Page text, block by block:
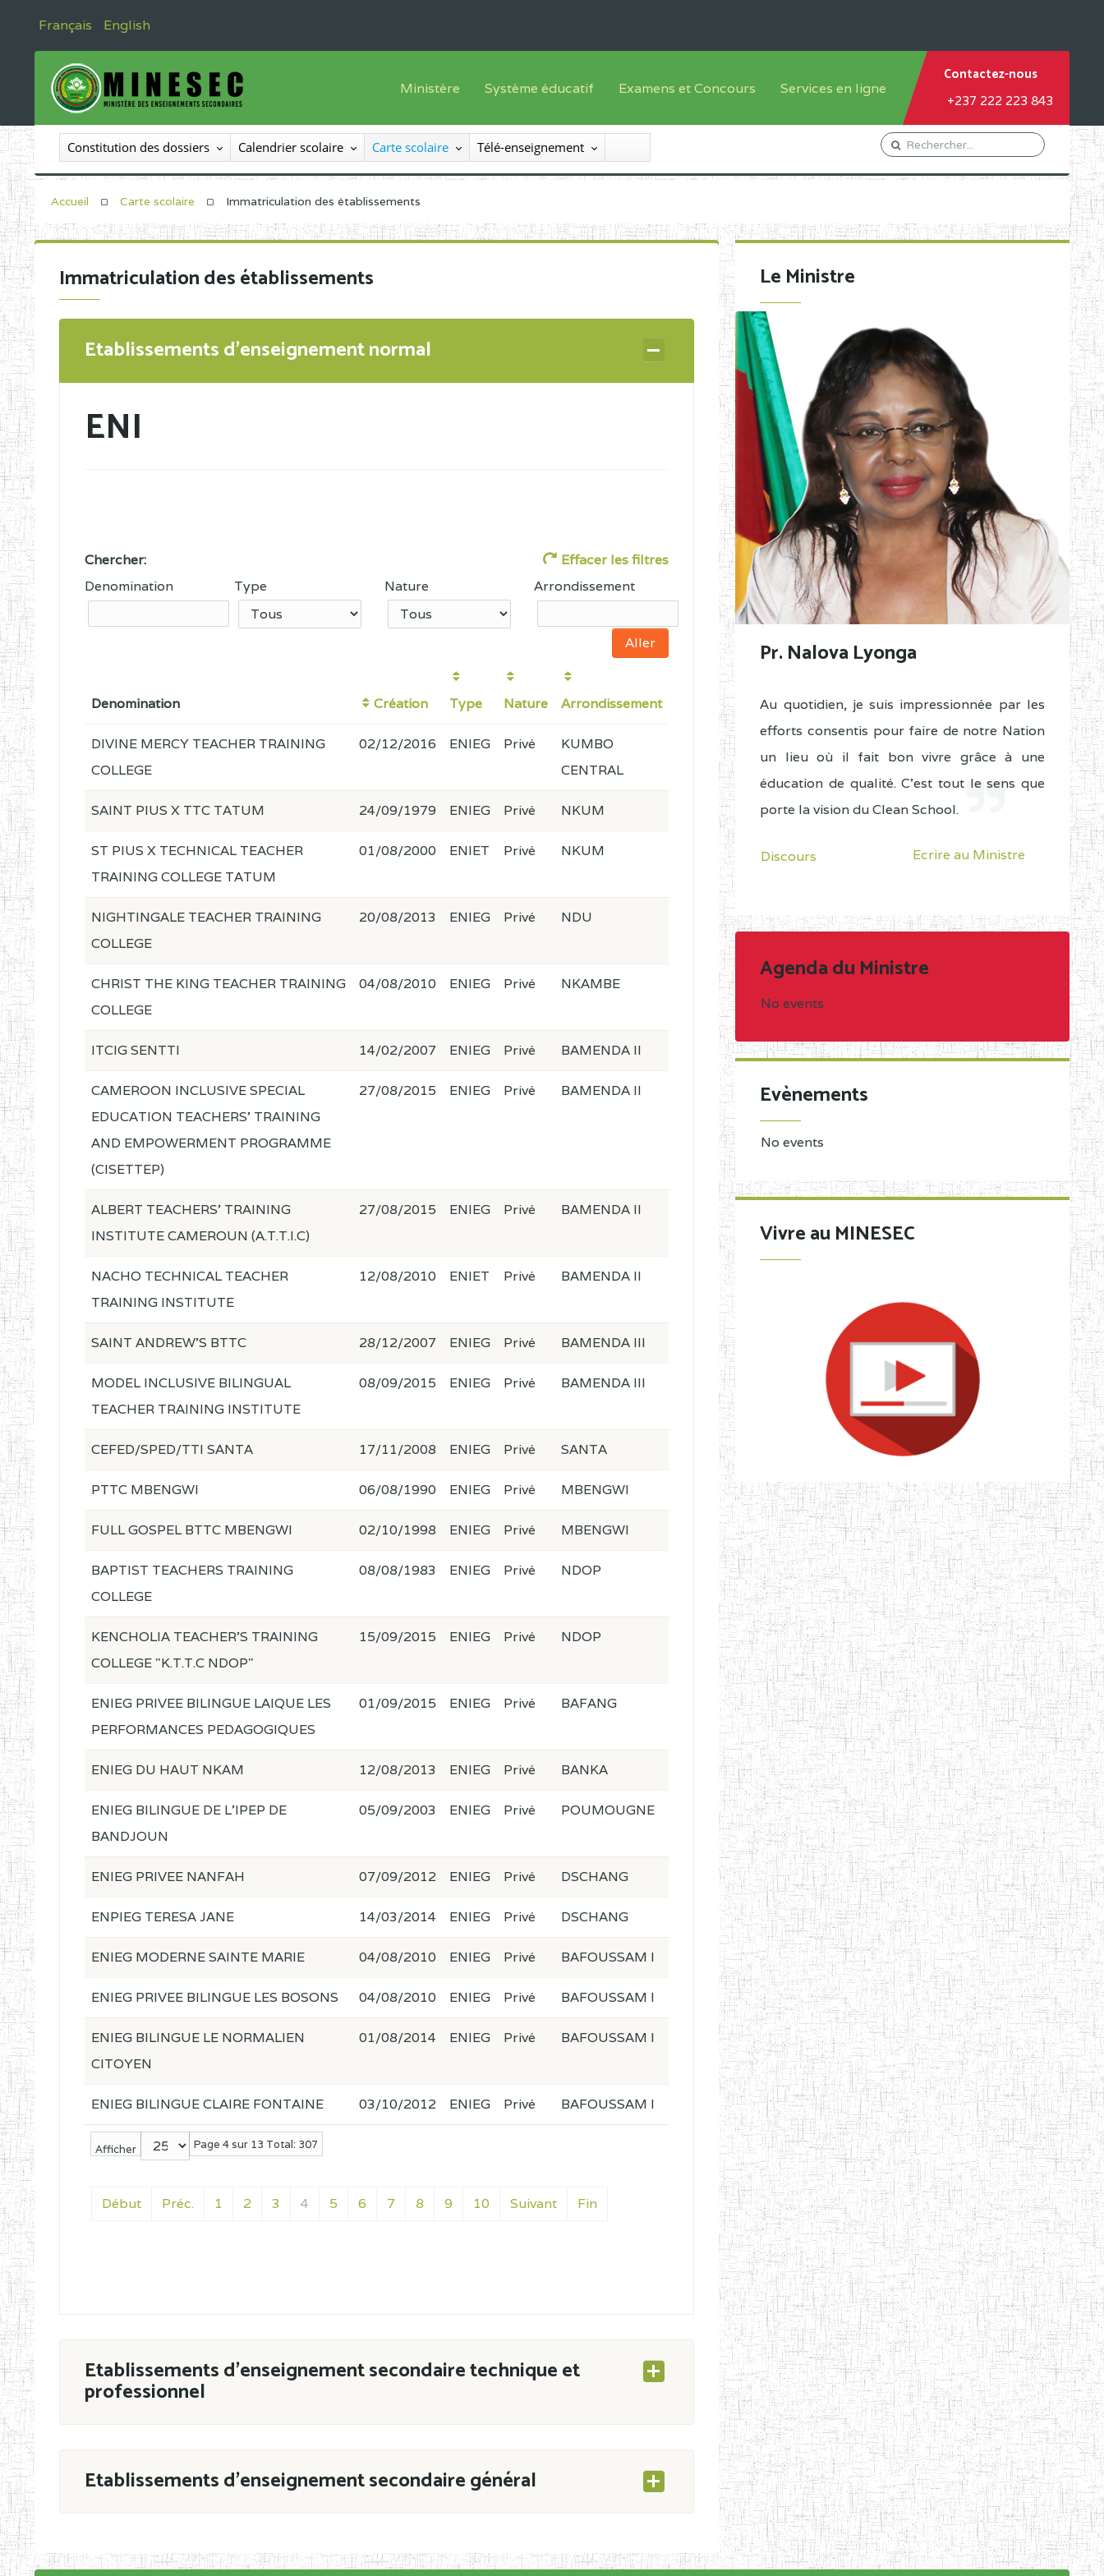
Français English
Ministère
Le Ministre
Le SEESEN
Inspection Générale des Enseignements
Organigramme
Système éducatif
Offre de formation
Sous système francophone
Progammes d'études
Examens et Concours
Inscriptions
Liste des candidats
Diplômes disponibles
Services en ligne
Orientation Conseil
Gestion du Personnel
Demande de subvention
Contactez-nous
+237 222 223 843
Constitution des dossiers Calendrier scolaire Carte scolaire Télé-enseignement
Accueil Carte scolaire Immatriculation des établissements
Immatriculation des établissements
Etablissements d'enseignement normal
ENI
Chercher:
Effacer les filtres
Denomination
Type Nature Arrondissement
Denomination Création Type Nature Arrondissement
Afficher Page 4 sur 13 Total: 307
Début Préc. 1 2 3 4 5 6 7 8 9 10 Suivant Fin
DIVINE MERCY TEACHER TRAINING
COLLEGE
02/12/2016 ENIEG Privé
KUMBO
CENTRAL
SAINT PIUS X TTC TATUM 24/09/1979 ENIEG Privé NKUM
ST PIUS X TECHNICAL TEACHER
TRAINING COLLEGE TATUM
01/08/2000 ENIET Privé NKUM
NIGHTINGALE TEACHER TRAINING
COLLEGE
20/08/2013 ENIEG Privé NDU
CHRIST THE KING TEACHER TRAINING
COLLEGE
04/08/2010 ENIEG Privé NKAMBE
ITCIG SENTTI 14/02/2007 ENIEG Privé BAMENDA II
CAMEROON INCLUSIVE SPECIAL
EDUCATION TEACHERS' TRAINING
AND EMPOWERMENT PROGRAMME
(CISETTEP)
27/08/2015 ENIEG Privé BAMENDA II
ALBERT TEACHERS' TRAINING
INSTITUTE CAMEROUN (A.T.T.I.C)
27/08/2015 ENIEG Privé BAMENDA II
NACHO TECHNICAL TEACHER
TRAINING INSTITUTE
12/08/2010 ENIET Privé BAMENDA II
SAINT ANDREW'S BTTC 28/12/2007 ENIEG Privé BAMENDA III
MODEL INCLUSIVE BILINGUAL
TEACHER TRAINING INSTITUTE
08/09/2015 ENIEG Privé BAMENDA III
CEFED/SPED/TTI SANTA 17/11/2008 ENIEG Privé SANTA
PTTC MBENGWI 06/08/1990 ENIEG Privé MBENGWI
FULL GOSPEL BTTC MBENGWI 02/10/1998 ENIEG Privé MBENGWI
BAPTIST TEACHERS TRAINING
COLLEGE
08/08/1983 ENIEG Privé NDOP
KENCHOLIA TEACHER'S TRAINING
COLLEGE "K.T.T.C NDOP"
15/09/2015 ENIEG Privé NDOP
ENIEG PRIVEE BILINGUE LAIQUE LES
PERFORMANCES PEDAGOGIQUES
01/09/2015 ENIEG Privé BAFANG
ENIEG DU HAUT NKAM 12/08/2013 ENIEG Privé BANKA
ENIEG BILINGUE DE L'IPEP DE
BANDJOUN
05/09/2003 ENIEG Privé POUMOUGNE
ENIEG PRIVEE NANFAH 07/09/2012 ENIEG Privé DSCHANG
ENPIEG TERESA JANE 14/03/2014 ENIEG Privé DSCHANG
ENIEG MODERNE SAINTE MARIE 04/08/2010 ENIEG Privé BAFOUSSAM I
ENIEG PRIVEE BILINGUE LES BOSONS 04/08/2010 ENIEG Privé BAFOUSSAM I
ENIEG BILINGUE LE NORMALIEN
CITOYEN
01/08/2014 ENIEG Privé BAFOUSSAM I
ENIEG BILINGUE CLAIRE FONTAINE 03/10/2012 ENIEG Privé BAFOUSSAM I
Etablissements d'enseignement secondaire technique et
professionnel
ESTP
Etablissements d'enseignement secondaire général
En application de la Décision N°90/11/MINESEC/CAB du 21 mars 2011 portant ouverture
Le Ministre
Pr. Nalova Lyonga
Au quotidien, je suis impressionnée par les
efforts consentis pour faire de notre Nation
un lieu où il fait bon vivre grâce à une
éducation de qualité. C'est tout le sens que
porte la vision du Clean School.
Discours Ecrire au Ministre
Agenda du Ministre
No events
Evènements
No events
Vivre au MINESEC